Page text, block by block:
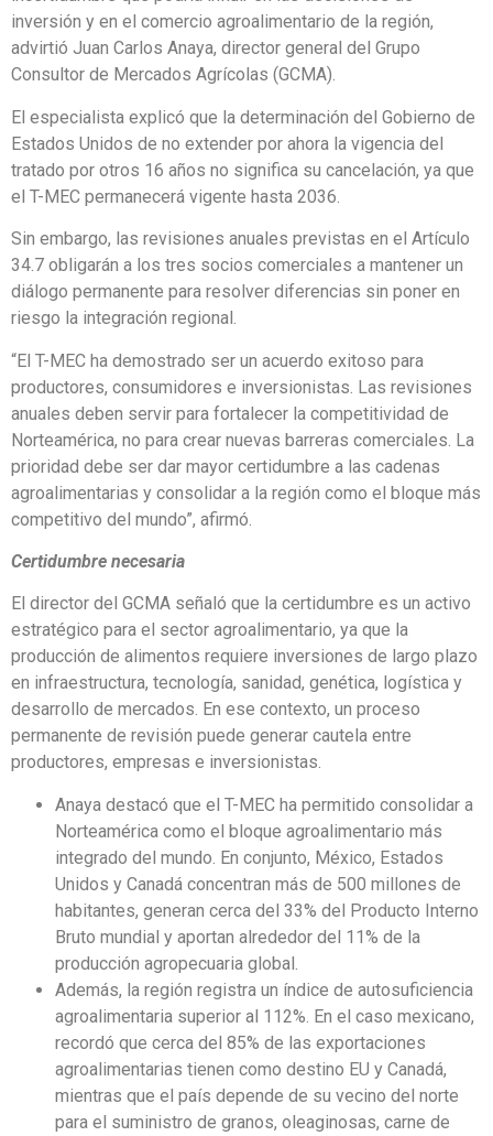
inversión y en el comercio agroalimentario de la región,
advirtió Juan Carlos Anaya, director general del Grupo
Consultor de Mercados Agrícolas (GCMA).
El especialista explicó que la determinación del Gobierno de
Estados Unidos de no extender por ahora la vigencia del
tratado por otros 16 años no significa su cancelación, ya que
el T-MEC permanecerá vigente hasta 2036.
Sin embargo, las revisiones anuales previstas en el Artículo
34.7 obligarán a los tres socios comerciales a mantener un
diálogo permanente para resolver diferencias sin poner en
riesgo la integración regional.
“El T-MEC ha demostrado ser un acuerdo exitoso para
productores, consumidores e inversionistas. Las revisiones
anuales deben servir para fortalecer la competitividad de
Norteamérica, no para crear nuevas barreras comerciales. La
prioridad debe ser dar mayor certidumbre a las cadenas
agroalimentarias y consolidar a la región como el bloque más
competitivo del mundo”, afirmó.
Certidumbre necesaria
El director del GCMA señaló que la certidumbre es un activo
estratégico para el sector agroalimentario, ya que la
producción de alimentos requiere inversiones de largo plazo
en infraestructura, tecnología, sanidad, genética, logística y
desarrollo de mercados. En ese contexto, un proceso
permanente de revisión puede generar cautela entre
productores, empresas e inversionistas.
Anaya destacó que el T-MEC ha permitido consolidar a
Norteamérica como el bloque agroalimentario más
integrado del mundo. En conjunto, México, Estados
Unidos y Canadá concentran más de 500 millones de
habitantes, generan cerca del 33% del Producto Interno
Bruto mundial y aportan alrededor del 11% de la
producción agropecuaria global.
Además, la región registra un índice de autosuficiencia
agroalimentaria superior al 112%. En el caso mexicano,
recordó que cerca del 85% de las exportaciones
agroalimentarias tienen como destino EU y Canadá,
mientras que el país depende de su vecino del norte
para el suministro de granos, oleaginosas, carne de